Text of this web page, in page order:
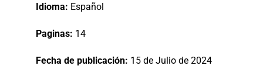
Idioma: Español
Paginas: 14
Fecha de publicación: 15 de Julio de 2024